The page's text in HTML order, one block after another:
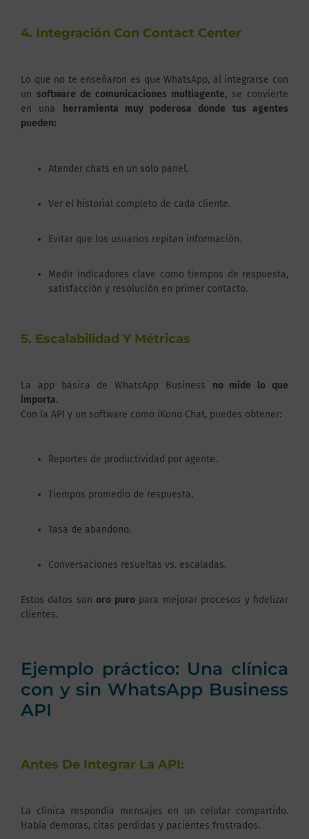
4. Integración Con Contact Center
Lo que no te enseñaron es que WhatsApp, al integrarse con
un software de comunicaciones multiagente, se convierte
en una
herramienta muy poderosa donde tus agentes
pueden:
Atender chats en un solo panel.
Ver el historial completo de cada cliente.
Evitar que los usuarios repitan información.
Medir indicadores clave como tiempos de respuesta,
satisfacción y resolución en primer contacto.
5. Escalabilidad Y Métricas
La app básica de WhatsApp Business no mide lo que
importa.
Con la API y un software como iKono Chat, puedes obtener:
Reportes de productividad por agente.
Tiempos promedio de respuesta.
Tasa de abandono.
Conversaciones resueltas vs. escaladas.
Estos datos sonoro puropara mejorar procesos y fidelizar
clientes.
Ejemplo práctico: Una clínica
con y sin WhatsApp Business
API
Antes De Integrar La API:
La clínica respondía mensajes en un celular compartido.
Había demoras, citas perdidas y pacientes frustrados.